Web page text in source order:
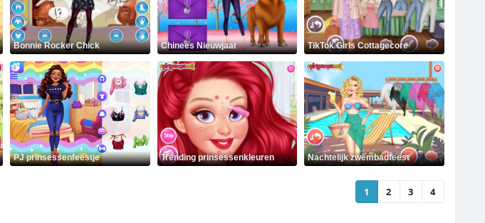
Bonnie Rocker Chick Chinees Nieuwjaar TikTok Girls Cottagecore
PJ prinsessenfeestje Trending prinsessenkleuren Nachtelijk zwembadfeest
1 2 3 4